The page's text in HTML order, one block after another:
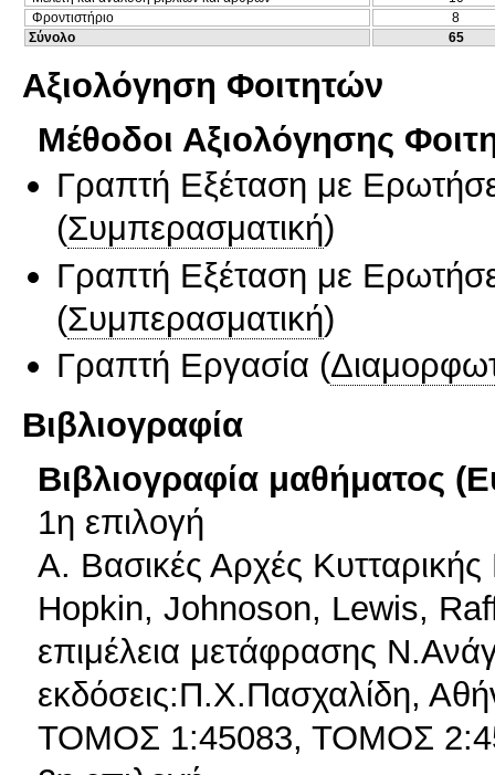
Φροντιστήριο
8
Σύνολο
65
Αξιολόγηση Φοιτητών
Μέθοδοι Αξιολόγησης
Γραπτή Εξέταση με
(Συμπερασματική)
Γραπτή Εξέταση με
(Συμπερασματική)
Γραπτή Εργασία (
Βιβλιογραφία
Βιβλιογραφία μαθήματος
1η επιλογή
Α. Βασικές Αρχές
Hopkin, Johnoson, Lewis,
επιμέλεια μετάφρασης
εκδόσεις:Π.Χ.Πασχαλίδη,
ΤΟΜΟΣ 1:45083, ΤΟΜΟΣ